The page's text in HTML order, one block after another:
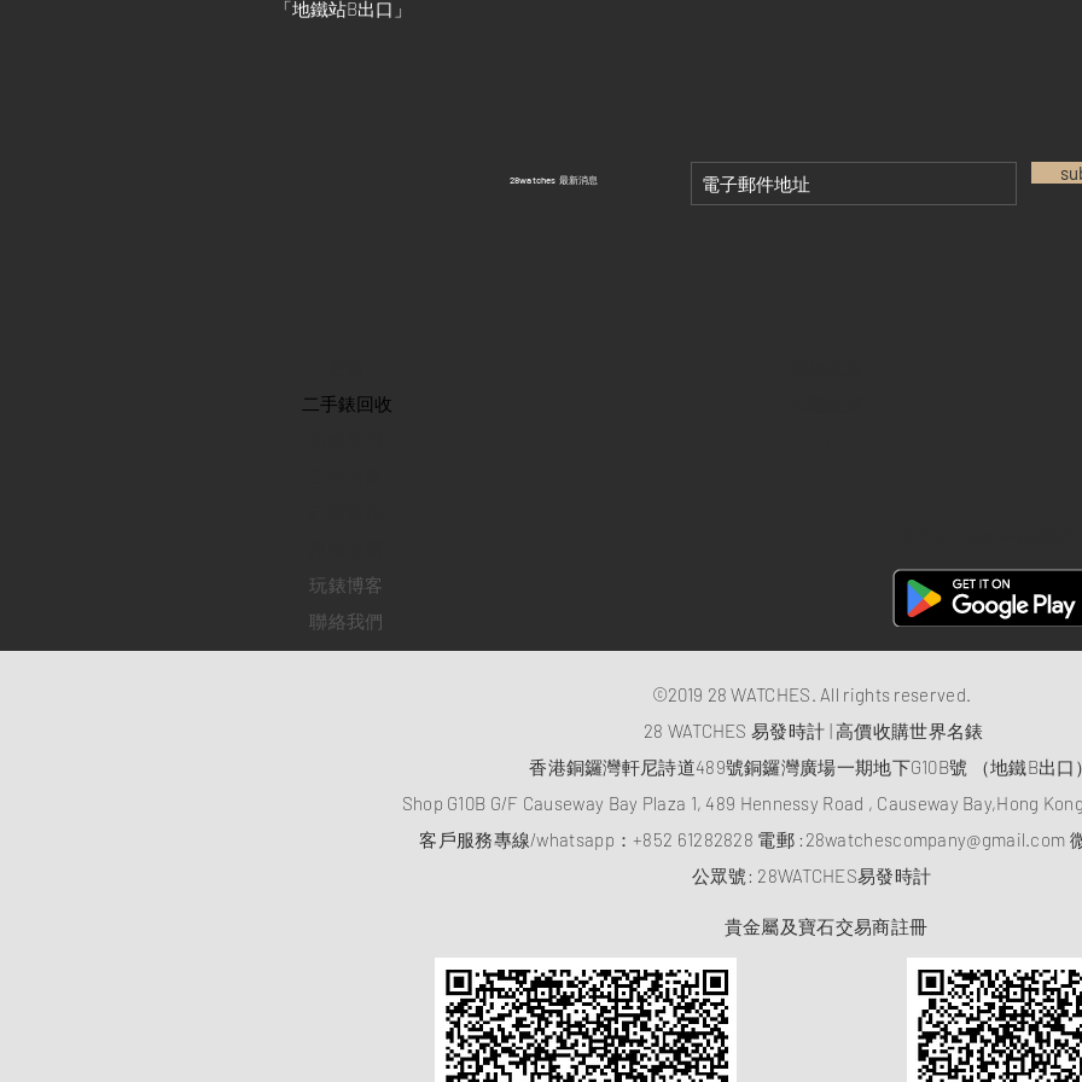
「地鐵站B出口」
​28watches 最新消息
​二手錶回收
玩錶博客
聯絡我們
©2019 28 WATCHES. All rights reserved.
28 WATCHES 易發時計 | 高價收購世界名錶
香港銅鑼灣軒尼詩道489號銅鑼灣廣場一期地下G10B號 （地鐵B出口）
Shop G10B G/F Causeway Bay Plaza 1, 489 Hennessy Road , Causeway Bay,Hong Kong
客戶服務專線/whatsapp：+852 61282828 電郵 : 28watchescompany@gmail.com
​公眾號: 28WATCHES易發時計
貴金屬及寶石交易商註冊